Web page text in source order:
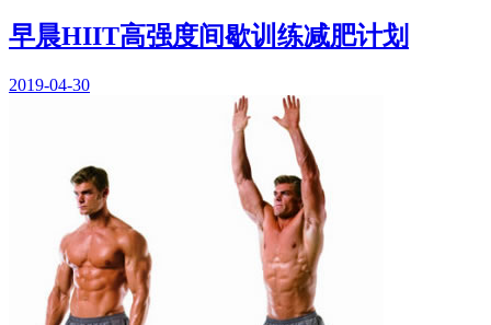
早晨HIIT高强度间歇训练减肥计划
2019-04-30